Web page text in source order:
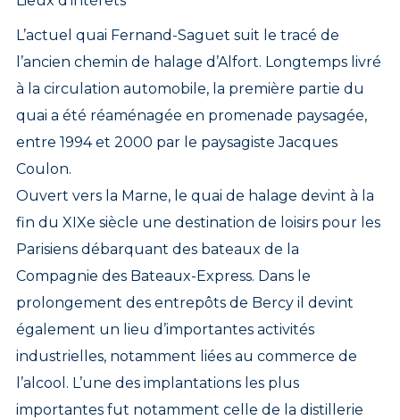
L’actuel quai Fernand-Saguet suit le tracé de
l’ancien chemin de halage d’Alfort. Longtemps livré
à la circulation automobile, la première partie du
quai a été réaménagée en promenade paysagée,
entre 1994 et 2000 par le paysagiste Jacques
Coulon.
Ouvert vers la Marne, le quai de halage devint à la
fin du XIXe siècle une destination de loisirs pour les
Parisiens débarquant des bateaux de la
Compagnie des Bateaux-Express. Dans le
prolongement des entrepôts de Bercy il devint
également un lieu d’importantes activités
industrielles, notamment liées au commerce de
l’alcool. L’une des implantations les plus
importantes fut notamment celle de la distillerie